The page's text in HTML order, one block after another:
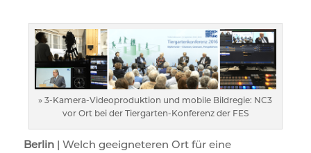
» 3-Kamera-Videoproduktion und mobile Bildregie: NC3
vor Ort bei der Tiergarten-Konferenz der FES
Berlin| Welch geeigneteren Ort für eine